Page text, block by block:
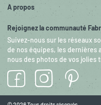
A propos
Rejoignez la communauté
Suivez-nous sur les réseaux
de nos équipes, les dernières
nous des photos de vos jolies